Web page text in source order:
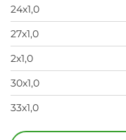
24х1,0
27х1,0
2х1,0
30х1,0
33х1,0
37х1,0
3х1,0
41х1,0
44х1,0
48х1,0
4х1,0
5х1,0
7х1,0